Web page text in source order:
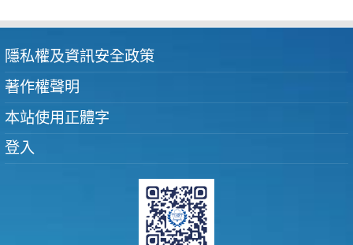
隱私權及資訊安全政策
著作權聲明
本站使用正體字
登入